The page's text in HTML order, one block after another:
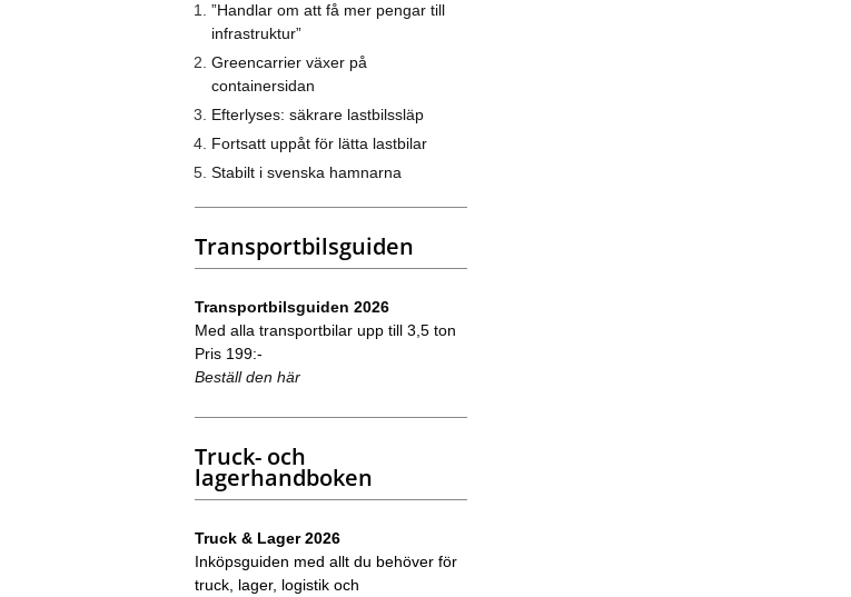
”Handlar om att få mer pengar till
infrastruktur”
Greencarrier växer på
containersidan
Efterlyses: säkrare lastbilssläp
Fortsatt uppåt för lätta lastbilar
Stabilt i svenska hamnarna
Transportbilsguiden
Transportbilsguiden 2026
Med alla transportbilar upp till 3,5 ton
Pris 199:-
Beställ den här
Truck- och
lagerhandboken
Truck & Lager 2026
Inköpsguiden med allt du behöver för
truck, lager, logistik och